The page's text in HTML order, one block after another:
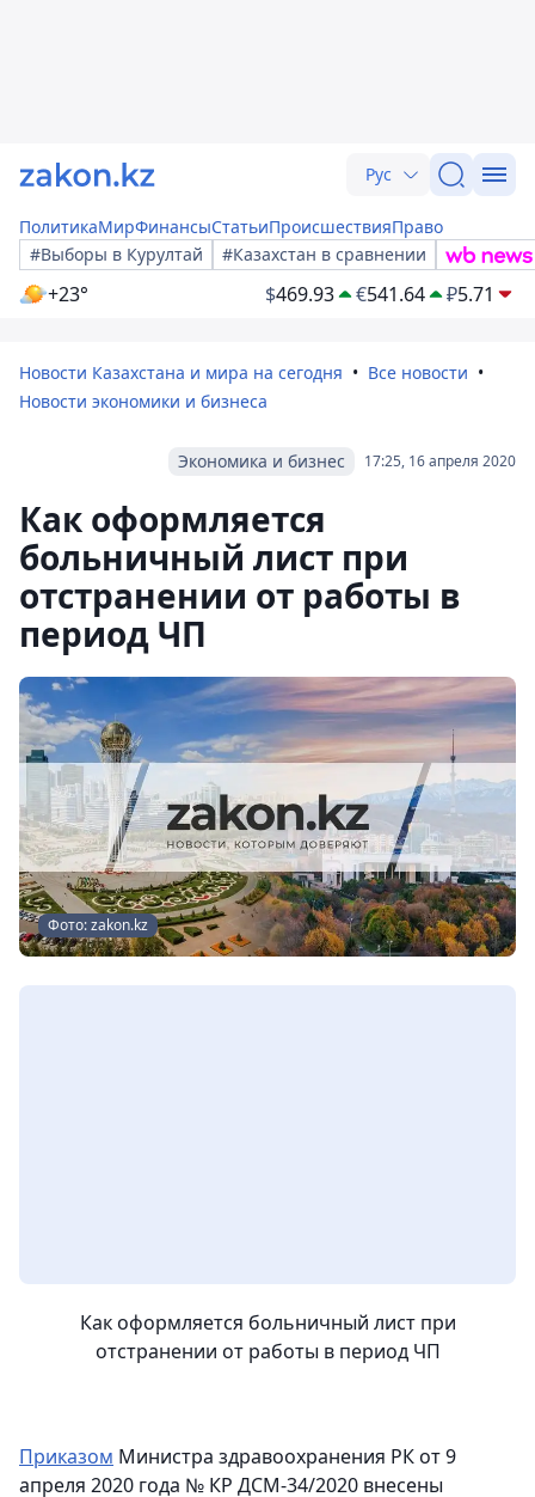
Рус
ПолитикаМирФинансыСтатьиПроисшествияПраво
#Выборы в Курултай
#Казахстан в сравнении
+23° $469.93 €541.64 ₽5.71
Новости Казахстана и мира на сегодня
Все новости
Новости экономики и бизнеса
17:25, 16 апреля 2020
Экономика и бизнес
Как оформляется
больничный лист при
отстранении от работы в
период ЧП
Фото: zakon.kz
Как оформляется больничный лист при
отстранении от работы в период ЧП
Приказом Министра здравоохранения РК от 9
апреля 2020 года № КР ДСМ-34/2020 внесены